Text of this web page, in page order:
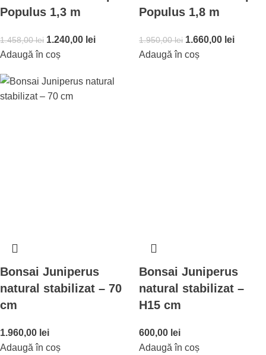
Populus 1,3 m
1.458,00lei 1.240,00 lei
Adaugă în coș
Populus 1,8 m
1.950,00lei 1.660,00 lei
Adaugă în coș
Bonsai Juniperus
natural stabilizat – 70
cm
1.960,00 lei
Adaugă în coș
Bonsai Juniperus
natural stabilizat –
H15 cm
600,00 lei
Adaugă în coș